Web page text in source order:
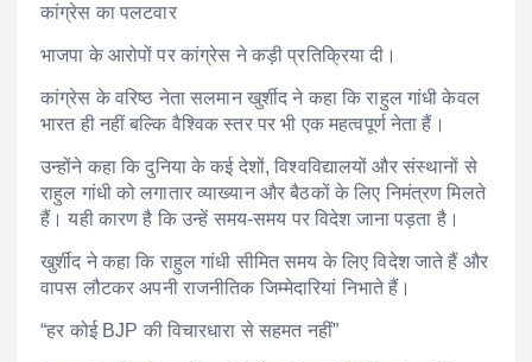
कांग्रेस का पलटवार
भाजपा के आरोपों पर कांग्रेस ने कड़ी प्रतिक्रिया दी।
कांग्रेस के वरिष्ठ नेता सलमान खुर्शीद ने कहा कि राहुल गांधी केवल
भारत ही नहीं बल्कि वैश्विक स्तर पर भी एक महत्वपूर्ण नेता हैं।
उन्होंने कहा कि दुनिया के कई देशों, विश्वविद्यालयों और संस्थानों से
राहुल गांधी को लगातार व्याख्यान और बैठकों के लिए निमंत्रण मिलते
हैं। यही कारण है कि उन्हें समय-समय पर विदेश जाना पड़ता है।
खुर्शीद ने कहा कि राहुल गांधी सीमित समय के लिए विदेश जाते हैं और
वापस लौटकर अपनी राजनीतिक जिम्मेदारियां निभाते हैं।
“हर कोई BJP की विचारधारा से सहमत नहीं”